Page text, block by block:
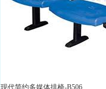
现代简约多媒体排椅-B506